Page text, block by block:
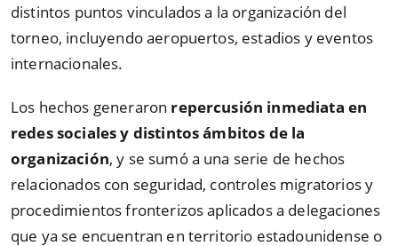
distintos puntos vinculados a la organización del
torneo, incluyendo aeropuertos, estadios y eventos
internacionales.
Los hechos generaron repercusión inmediata en
redes sociales y distintos ámbitos de la
organización, y se sumó a una serie de hechos
relacionados con seguridad, controles migratorios y
procedimientos fronterizos aplicados a delegaciones
que ya se encuentran en territorio estadounidense o